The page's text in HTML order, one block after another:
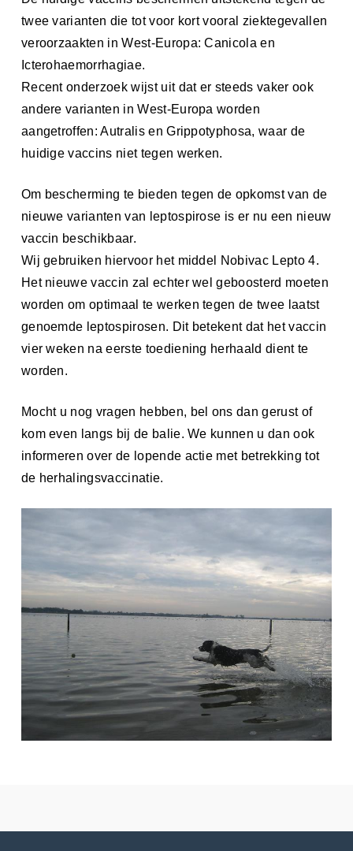
twee varianten die tot voor kort vooral ziektegevallen
veroorzaakten in West-Europa: Canicola en
Icterohaemorrhagiae.
Recent onderzoek wijst uit dat er steeds vaker ook
andere varianten in West-Europa worden
aangetroffen: Autralis en Grippotyphosa, waar de
huidige vaccins niet tegen werken.
Om bescherming te bieden tegen de opkomst van de
nieuwe varianten van leptospirose is er nu een nieuw
vaccin beschikbaar.
Wij gebruiken hiervoor het middel Nobivac Lepto 4.
Het nieuwe vaccin zal echter wel geboosterd moeten
worden om optimaal te werken tegen de twee laatst
genoemde leptospirosen. Dit betekent dat het vaccin
vier weken na eerste toediening herhaald dient te
worden.
Mocht u nog vragen hebben, bel ons dan gerust of
kom even langs bij de balie. We kunnen u dan ook
informeren over de lopende actie met betrekking tot
de herhalingsvaccinatie.